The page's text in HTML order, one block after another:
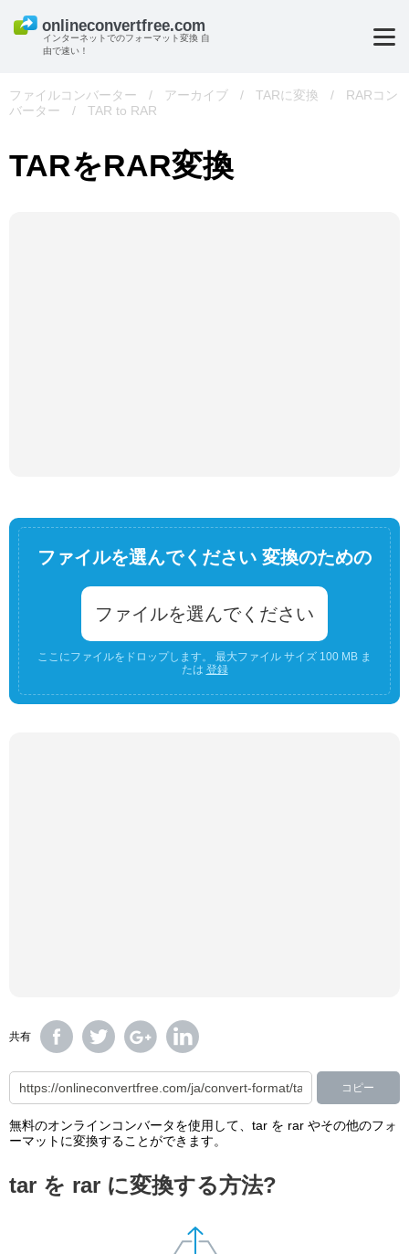
インターネットでのフォーマット変換 自
由で速い！
ファイルコンバーター / アーカイブ / TARに変換 /
RARコン
バーター
/ TAR to RAR
TARをRAR変換
ファイルを選んでください 変換のための
ファイルを選んでください
ここにファイルをドロップします。 最大ファイル サイズ 100 MB ま
たは 登録
共有
コピー
無料のオンラインコンバータを使用して、tar を rar やその他のフォ
ーマットに変換することができます。
tar を rar に変換する方法?